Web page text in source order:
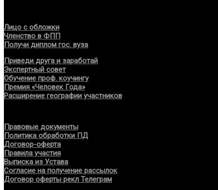
Лицо с обложки
Членство в ФПП
Получи диплом гос. вуза
Приведи друга и заработай
Экспертный совет
Обучение проф. коучингу
Премия «Человек Года»
Расширение географии участников
Правовые документы
Политика обработки ПД
Договор-оферта
Правила участия
Выписка из Устава
Согласие на получение рассылок
Договор оферты рекл Телеграм